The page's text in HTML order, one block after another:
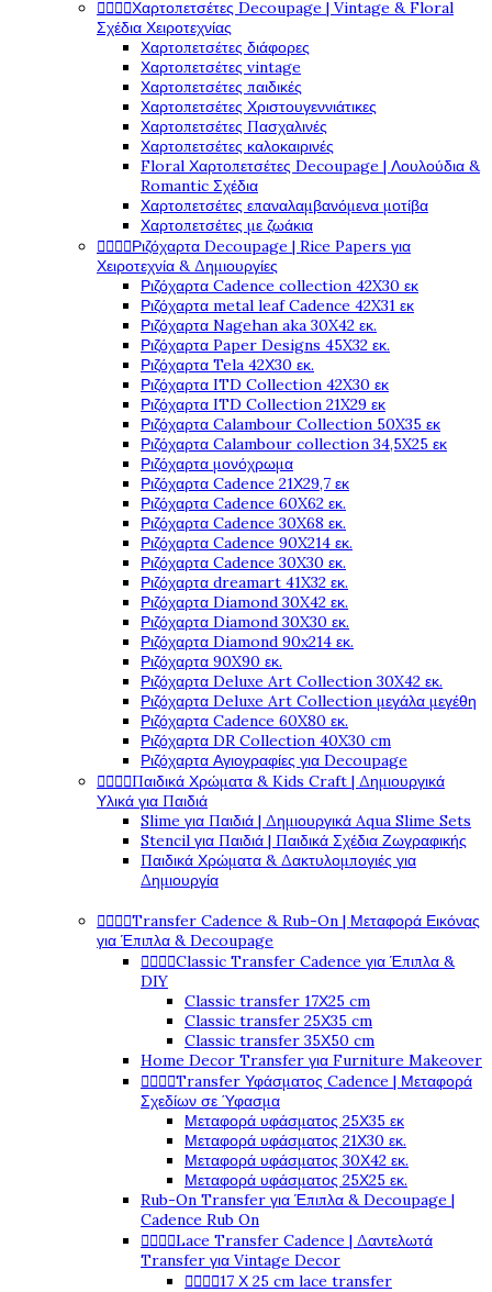
Χαρτοπετσέτες Decoupage | Vintage & Floral
Σχέδια Χειροτεχνίας
Χαρτοπετσέτες διάφορες
Χαρτοπετσέτες vintage
Χαρτοπετσέτες παιδικές
Χαρτοπετσέτες Χριστουγεννιάτικες
Χαρτοπετσέτες Πασχαλινές
Χαρτοπετσέτες καλοκαιρινές
Floral Χαρτοπετσέτες Decoupage | Λουλούδια &
Romantic Σχέδια
Χαρτοπετσέτες επαναλαμβανόμενα μοτίβα
Χαρτοπετσέτες με ζωάκια
Ριζόχαρτα Decoupage | Rice Papers για
Χειροτεχνία & Δημιουργίες
Ριζόχαρτα Cadence collection 42X30 εκ
Ριζόχαρτα metal leaf Cadence 42X31 εκ
Ριζόχαρτα Nagehan aka 30X42 εκ.
Ριζόχαρτα Paper Designs 45X32 εκ.
Ριζόχαρτα Tela 42Χ30 εκ.
Ριζόχαρτα ITD Collection 42X30 εκ
Ριζόχαρτα ITD Collection 21X29 εκ
Ριζόχαρτα Calambour Collection 50X35 εκ
Ριζόχαρτα Calambour collection 34,5X25 εκ
Ριζόχαρτα μονόχρωμα
Ριζόχαρτα Cadence 21Χ29,7 εκ
Ριζόχαρτα Cadence 60X62 εκ.
Ριζόχαρτα Cadence 30X68 εκ.
Ριζόχαρτα Cadence 90X214 εκ.
Ριζόχαρτα Cadence 30X30 εκ.
Ριζόχαρτα dreamart 41X32 εκ.
Ριζόχαρτα Diamond 30X42 εκ.
Ριζόχαρτα Diamond 30X30 εκ.
Ριζόχαρτα Diamond 90x214 εκ.
Ριζόχαρτα 90X90 εκ.
Ριζόχαρτα Deluxe Art Collection 30X42 εκ.
Ριζόχαρτα Deluxe Art Collection μεγάλα μεγέθη
Ριζόχαρτα Cadence 60X80 εκ.
Ριζόχαρτα DR Collection 40X30 cm
Ριζόχαρτα Αγιογραφίες για Decoupage
Παιδικά Χρώματα & Kids Craft | Δημιουργικά
Υλικά για Παιδιά
Slime για Παιδιά | Δημιουργικά Aqua Slime Sets
Stencil για Παιδιά | Παιδικά Σχέδια Ζωγραφικής
Παιδικά Χρώματα & Δακτυλομπογιές για
Δημιουργία
Transfer Cadence & Rub-On | Μεταφορά Εικόνας
για Έπιπλα & Decoupage
Classic Transfer Cadence για Έπιπλα &
DIY
Classic transfer 17Χ25 cm
Classic transfer 25Χ35 cm
Classic transfer 35Χ50 cm
Home Decor Transfer για Furniture Makeover
Transfer Υφάσματος Cadence | Μεταφορά
Σχεδίων σε Ύφασμα
Μεταφορά υφάσματος 25Χ35 εκ
Μεταφορά υφάσματος 21Χ30 εκ.
Μεταφορά υφάσματος 30Χ42 εκ.
Μεταφορά υφάσματος 25Χ25 εκ.
Rub-On Transfer για Έπιπλα & Decoupage |
Cadence Rub On
Lace Transfer Cadence | Δαντελωτά
Transfer για Vintage Decor
17 Χ 25 cm lace transfer